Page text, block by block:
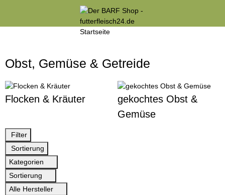
Obst, Gemüse & Getreide
Flocken & Kräuter
gekochtes Obst &
Gemüse
Filter
Sortierung
Kategorien
Sortierung
Alle Hersteller